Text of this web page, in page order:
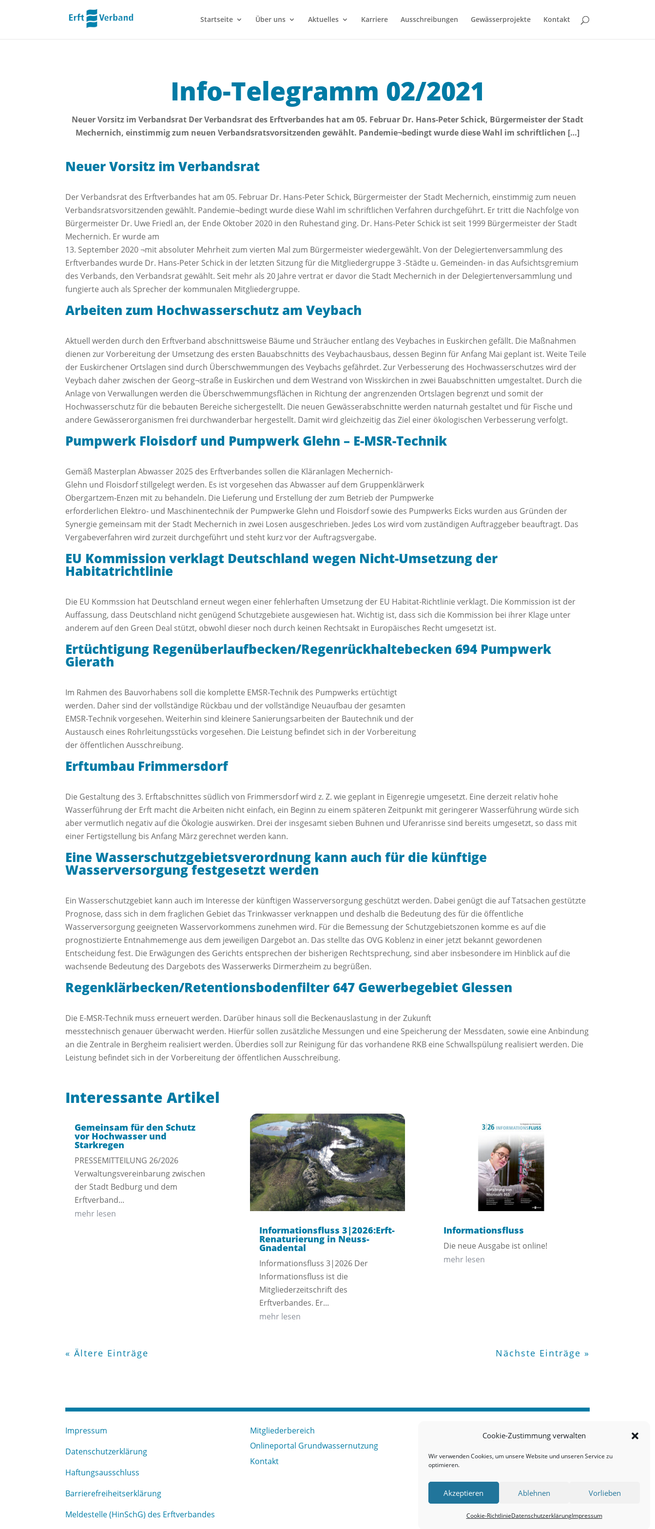
Cookie-Zustimmung verwalten
Wir verwenden Cookies, um unsere Website und unseren Service zu
optimieren.
Akzeptieren Ablehnen Vorlieben
Cookie-RichtlinieDatenschutzerklärungImpressum
Startseite Über uns Aktuelles Karriere Ausschreibungen Gewässerprojekte Kontakt
Info-Telegramm 02/2021
Neuer Vorsitz im Verbandsrat Der Verbandsrat des Erftverbandes hat am 05. Februar Dr. Hans-Peter Schick, Bürgermeister der Stadt
Mechernich, einstimmig zum neuen Verbandsratsvorsitzenden gewählt. Pandemie¬bedingt wurde diese Wahl im schriftlichen […]
Neuer Vorsitz im Verbandsrat
Der Verbandsrat des Erftverbandes hat am 05. Februar Dr. Hans-Peter Schick, Bürgermeister der Stadt Mechernich, einstimmig zum neuen
Verbandsratsvorsitzenden gewählt. Pandemie¬bedingt wurde diese Wahl im schriftlichen Verfahren durchgeführt. Er tritt die Nachfolge von
Bürgermeister Dr. Uwe Friedl an, der Ende Oktober 2020 in den Ruhestand ging. Dr. Hans-Peter Schick ist seit 1999 Bürgermeister der Stadt
Mechernich. Er wurde am
13. September 2020 ¬mit absoluter Mehrheit zum vierten Mal zum Bürgermeister wiedergewählt. Von der Delegiertenversammlung des
Erftverbandes wurde Dr. Hans-Peter Schick in der letzten Sitzung für die Mitgliedergruppe 3 -Städte u. Gemeinden- in das Aufsichtsgremium
des Verbands, den Verbandsrat gewählt. Seit mehr als 20 Jahre vertrat er davor die Stadt Mechernich in der Delegiertenversammlung und
fungierte auch als Sprecher der kommunalen Mitgliedergruppe.
Arbeiten zum Hochwasserschutz am Veybach
Aktuell werden durch den Erftverband abschnittsweise Bäume und Sträucher entlang des Veybaches in Euskirchen gefällt. Die Maßnahmen
dienen zur Vorbereitung der Umsetzung des ersten Bauabschnitts des Veybachausbaus, dessen Beginn für Anfang Mai geplant ist. Weite Teile
der Euskirchener Ortslagen sind durch Überschwemmungen des Veybachs gefährdet. Zur Verbesserung des Hochwasserschutzes wird der
Veybach daher zwischen der Georg¬straße in Euskirchen und dem Westrand von Wisskirchen in zwei Bauabschnitten umgestaltet. Durch die
Anlage von Verwallungen werden die Überschwemmungsflächen in Richtung der angrenzenden Ortslagen begrenzt und somit der
Hochwasserschutz für die bebauten Bereiche sichergestellt. Die neuen Gewässerabschnitte werden naturnah gestaltet und für Fische und
andere Gewässerorganismen frei durchwanderbar hergestellt. Damit wird gleichzeitig das Ziel einer ökologischen Verbesserung verfolgt.
Pumpwerk Floisdorf und Pumpwerk Glehn – E-MSR-Technik
Gemäß Masterplan Abwasser 2025 des Erftverbandes sollen die Kläranlagen Mechernich-
Glehn und Floisdorf stillgelegt werden. Es ist vorgesehen das Abwasser auf dem Gruppenklärwerk
Obergartzem-Enzen mit zu behandeln. Die Lieferung und Erstellung der zum Betrieb der Pumpwerke
erforderlichen Elektro- und Maschinentechnik der Pumpwerke Glehn und Floisdorf sowie des Pumpwerks Eicks wurden aus Gründen der
Synergie gemeinsam mit der Stadt Mechernich in zwei Losen ausgeschrieben. Jedes Los wird vom zuständigen Auftraggeber beauftragt. Das
Vergabeverfahren wird zurzeit durchgeführt und steht kurz vor der Auftragsvergabe.
EU Kommission verklagt Deutschland wegen Nicht-Umsetzung der
Habitatrichtlinie
Die EU Kommssion hat Deutschland erneut wegen einer fehlerhaften Umsetzung der EU Habitat-Richtlinie verklagt. Die Kommission ist der
Auffassung, dass Deutschland nicht genügend Schutzgebiete ausgewiesen hat. Wichtig ist, dass sich die Kommission bei ihrer Klage unter
anderem auf den Green Deal stützt, obwohl dieser noch durch keinen Rechtsakt in Europäisches Recht umgesetzt ist.
Ertüchtigung Regenüberlaufbecken/Regenrückhaltebecken 694 Pumpwerk
Gierath
Im Rahmen des Bauvorhabens soll die komplette EMSR-Technik des Pumpwerks ertüchtigt
werden. Daher sind der vollständige Rückbau und der vollständige Neuaufbau der gesamten
EMSR-Technik vorgesehen. Weiterhin sind kleinere Sanierungsarbeiten der Bautechnik und der
Austausch eines Rohrleitungsstücks vorgesehen. Die Leistung befindet sich in der Vorbereitung
der öffentlichen Ausschreibung.
Erftumbau Frimmersdorf
Die Gestaltung des 3. Erftabschnittes südlich von Frimmersdorf wird z. Z. wie geplant in Eigenregie umgesetzt. Eine derzeit relativ hohe
Wasserführung der Erft macht die Arbeiten nicht einfach, ein Beginn zu einem späteren Zeitpunkt mit geringerer Wasserführung würde sich
aber vermutlich negativ auf die Ökologie auswirken. Drei der insgesamt sieben Buhnen und Uferanrisse sind bereits umgesetzt, so dass mit
einer Fertigstellung bis Anfang März gerechnet werden kann.
Eine Wasserschutzgebietsverordnung kann auch für die künftige
Wasserversorgung festgesetzt werden
Ein Wasserschutzgebiet kann auch im Interesse der künftigen Wasserversorgung geschützt werden. Dabei genügt die auf Tatsachen gestützte
Prognose, dass sich in dem fraglichen Gebiet das Trinkwasser verknappen und deshalb die Bedeutung des für die öffentliche
Wasserversorgung geeigneten Wasservorkommens zunehmen wird. Für die Bemessung der Schutzgebietszonen komme es auf die
prognostizierte Entnahmemenge aus dem jeweiligen Dargebot an. Das stellte das OVG Koblenz in einer jetzt bekannt gewordenen
Entscheidung fest. Die Erwägungen des Gerichts entsprechen der bisherigen Rechtsprechung, sind aber insbesondere im Hinblick auf die
wachsende Bedeutung des Dargebots des Wasserwerks Dirmerzheim zu begrüßen.
Regenklärbecken/Retentionsbodenfilter 647 Gewerbegebiet Glessen
Die E-MSR-Technik muss erneuert werden. Darüber hinaus soll die Beckenauslastung in der Zukunft
messtechnisch genauer überwacht werden. Hierfür sollen zusätzliche Messungen und eine Speicherung der Messdaten, sowie eine Anbindung
an die Zentrale in Bergheim realisiert werden. Überdies soll zur Reinigung für das vorhandene RKB eine Schwallspülung realisiert werden. Die
Leistung befindet sich in der Vorbereitung der öffentlichen Ausschreibung.
Interessante Artikel
Gemeinsam für den Schutz
vor Hochwasser und
Starkregen
PRESSEMITTEILUNG 26/2026
Verwaltungsvereinbarung zwischen
der Stadt Bedburg und dem
Erftverband...
mehr lesen
Informationsfluss 3|2026:Erft-
Renaturierung in Neuss-
Gnadental
Informationsfluss 3|2026 Der
Informationsfluss ist die
Mitgliederzeitschrift des
Erftverbandes. Er...
mehr lesen
Informationsfluss
Die neue Ausgabe ist online!
mehr lesen
« Ältere Einträge Nächste Einträge »
Impressum
Datenschutzerklärung
Haftungsausschluss
Barrierefreiheitserklärung
Meldestelle (HinSchG) des Erftverbandes
Mitgliederbereich
Onlineportal Grundwassernutzung
Kontakt